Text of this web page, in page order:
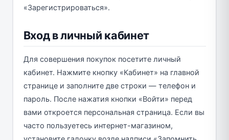
«Зарегистрироваться».
Вход в личный кабинет
Для совершения покупок посетите личный
кабинет. Нажмите кнопку «Кабинет» на главной
странице и заполните две строки — телефон и
пароль. После нажатия кнопки «Войти» перед
вами откроется персональная страница. Если вы
часто пользуетесь интернет-магазином,